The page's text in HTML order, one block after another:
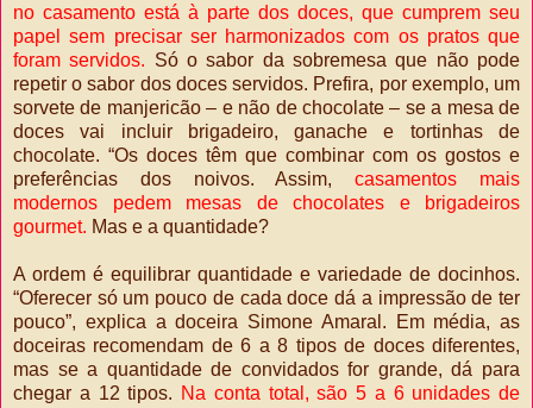
no casamento está à parte dos doces, que cumprem seu
papel sem precisar ser harmonizados com os pratos que
foram servidos. Só o sabor da sobremesa que não pode
repetir o sabor dos doces servidos. Prefira, por exemplo, um
sorvete de manjericão – e não de chocolate – se a mesa de
doces vai incluir brigadeiro, ganache e tortinhas de
chocolate. “Os doces têm que combinar com os gostos e
preferências dos noivos. Assim,casamentos mais
modernos pedem mesas de chocolates e brigadeiros
gourmet. Mas e a quantidade?
A ordem é equilibrar quantidade e variedade de docinhos.
“Oferecer só um pouco de cada doce dá a impressão de ter
pouco”, explica a doceira Simone Amaral. Em média, as
doceiras recomendam de 6 a 8 tipos de doces diferentes,
mas se a quantidade de convidados for grande, dá para
chegar a 12 tipos. Na conta total, são 5 a 6 unidades de